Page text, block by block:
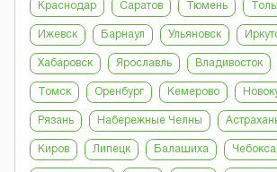
Краснодар Саратов Тюмень
Ижевск Барнаул Ульяновск
Хабаровск Ярославль Владивосток
Томск Оренбург Кемерово
Рязань Набережные Челны
Киров Липецк Балашиха